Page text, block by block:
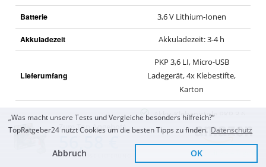
Zum Top Angebot
KOSTENLOSE LIEFERUNG Lieferzeit 3 – 4 Tage
Batterie 3,6 V Lithium-Ionen
Akkuladezeit Akkuladezeit: 3-4 h
Lieferumfang
PKP 3,6 LI, Micro-USB
Ladegerät, 4x Klebestifte,
Karton
Akku-Klebepistole PKP 3,6
LI - sauberes und
tropfarmes Arbeiten
Für kreative Bastel- und
„Was macht unsere Tests und Vergleiche besonders hilfreich?“
TopRatgeber24 nutzt Cookies um die besten Tipps zu finden. Datenschutz
Abbruch OK